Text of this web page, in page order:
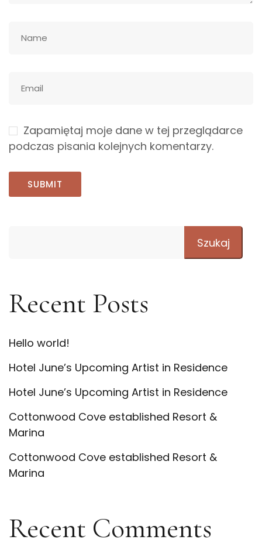
Zapamiętaj moje dane w tej przeglądarce
podczas pisania kolejnych komentarzy.
Szukaj
Recent Posts
Hello world!
Hotel June’s Upcoming Artist in Residence
Hotel June’s Upcoming Artist in Residence
Cottonwood Cove established Resort &
Marina
Cottonwood Cove established Resort &
Marina
Recent Comments